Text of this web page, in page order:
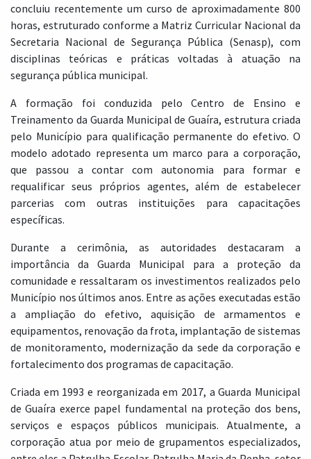
concluiu recentemente um curso de aproximadamente 800
horas, estruturado conforme a Matriz Curricular Nacional da
Secretaria Nacional de Segurança Pública (Senasp), com
disciplinas teóricas e práticas voltadas à atuação na
segurança pública municipal.
A formação foi conduzida pelo Centro de Ensino e
Treinamento da Guarda Municipal de Guaíra, estrutura criada
pelo Município para qualificação permanente do efetivo. O
modelo adotado representa um marco para a corporação,
que passou a contar com autonomia para formar e
requalificar seus próprios agentes, além de estabelecer
parcerias com outras instituições para capacitações
específicas.
Durante a cerimônia, as autoridades destacaram a
importância da Guarda Municipal para a proteção da
comunidade e ressaltaram os investimentos realizados pelo
Município nos últimos anos. Entre as ações executadas estão
a ampliação do efetivo, aquisição de armamentos e
equipamentos, renovação da frota, implantação de sistemas
de monitoramento, modernização da sede da corporação e
fortalecimento dos programas de capacitação.
Criada em 1993 e reorganizada em 2017, a Guarda Municipal
de Guaíra exerce papel fundamental na proteção dos bens,
serviços e espaços públicos municipais. Atualmente, a
corporação atua por meio de grupamentos especializados,